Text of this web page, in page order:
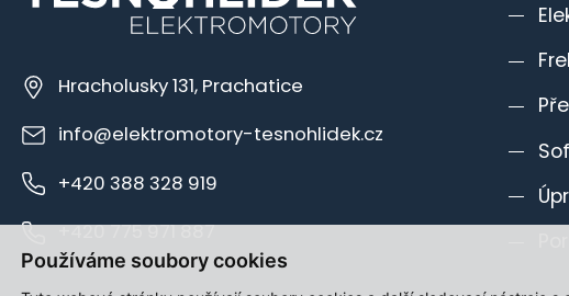
Používáme soubory cookies
Hracholusky 131, Prachatice
info@elektromotory-tesnohlidek.cz
+420 388 328 919
+420 775 971 887